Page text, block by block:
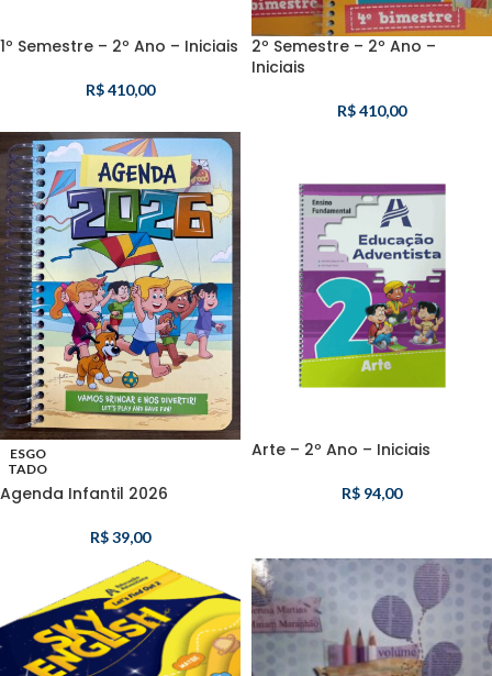
1º Semestre – 2º Ano – Iniciais
R$410,00
2º Semestre – 2º Ano –
Iniciais
R$410,00
ESGO
TADO
Agenda Infantil 2026
R$39,00
Arte – 2º Ano – Iniciais
R$ 94,00